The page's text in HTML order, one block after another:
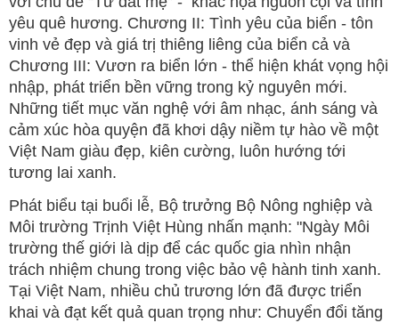
yêu quê hương. Chương II: Tình yêu của biển - tôn
vinh vẻ đẹp và giá trị thiêng liêng của biển cả và
Chương III: Vươn ra biển lớn - thể hiện khát vọng hội
nhập, phát triển bền vững trong kỷ nguyên mới.
Những tiết mục văn nghệ với âm nhạc, ánh sáng và
cảm xúc hòa quyện đã khơi dậy niềm tự hào về một
Việt Nam giàu đẹp, kiên cường, luôn hướng tới
tương lai xanh.
Phát biểu tại buổi lễ, Bộ trưởng Bộ Nông nghiệp và
Môi trường Trịnh Việt Hùng nhấn mạnh: "Ngày Môi
trường thế giới là dịp để các quốc gia nhìn nhận
trách nhiệm chung trong việc bảo vệ hành tinh xanh.
Tại Việt Nam, nhiều chủ trương lớn đã được triển
khai và đạt kết quả quan trọng như: Chuyển đổi tăng